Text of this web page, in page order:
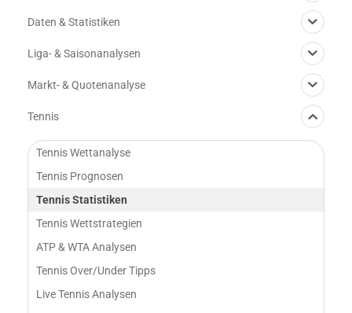
Daten & Statistiken
Liga- & Saisonanalysen
Markt- & Quotenanalyse
Tennis
Tennis Wettanalyse
Tennis Prognosen
Tennis Statistiken
Tennis Wettstrategien
ATP & WTA Analysen
Tennis Over/Under Tipps
Live Tennis Analysen